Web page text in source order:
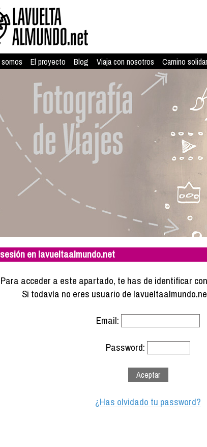
El proyecto Blog Viaja con nosotros Camino
en lavueltaalmundo.net
Para acceder a este apartado, te has de identificar
Si todavía no eres usuario de
Email:
Password:
¿Has olvidado tu password?